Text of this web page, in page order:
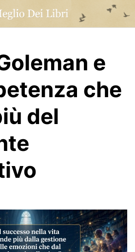
e
che
del